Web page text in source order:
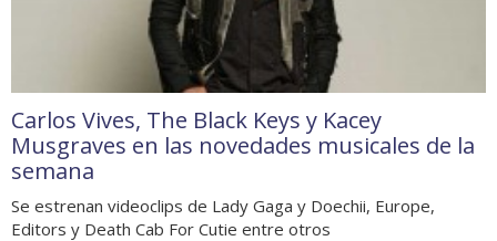
Carlos Vives, The Black Keys y Kacey
Musgraves en las novedades musicales de la
semana
Se estrenan videoclips de Lady Gaga y Doechii, Europe,
Editors y Death Cab For Cutie entre otros